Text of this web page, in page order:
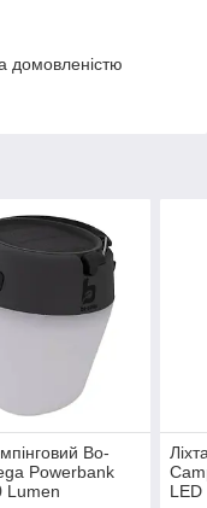
домовленістю
Bo-
Powerbank
Lumen